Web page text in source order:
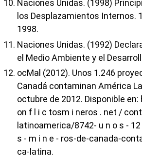
Naciones Unidas. (1998)
los Desplazamientos Internos.
1998.
Naciones Unidas. (1992)
el Medio Ambiente y el
ocMal (2012). Unos 1.246
Canadá contaminan América
octubre de 2012. Disponible
on f l i c tosm i neros . net /
latinoamerica/8742- u n o s -
s - m i n e - ros-de-canada-
ca-latina.